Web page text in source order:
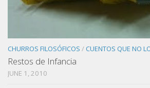
CHURROS FILOSÓFICOS / CUENTOS QUE NO
Restos de Infancia
JUNE 1, 2010